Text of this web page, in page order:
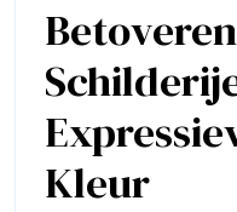
Kleur